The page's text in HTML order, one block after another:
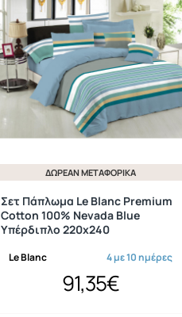
ΔΩΡΕΆΝ ΜΕΤΑΦΟΡΙΚΆ
Le Blanc 4 με 10 ημέρες
Σετ Πάπλωμα Le Blanc Premium
Cotton 100% Nevada Blue
Υπέρδιπλο 220x240
91,35€